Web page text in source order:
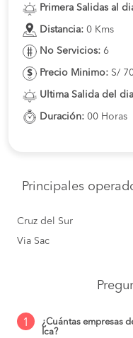
Primera Salidas al
Distancia: 0 Kms
No Servicios: 6
Precio Minimo: S/
Ultima Salida del
Duración: 00 Horas
Principales
Cruz del Sur
Via Sac
1
¿Cuántas empresas
Ica?